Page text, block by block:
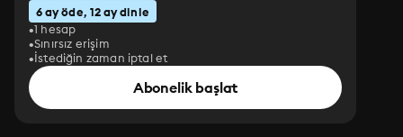
6 ay öde, 12 ay dinle
1 hesap
Sınırsız erişim
İstediğin zaman iptal et
Abonelik başlat